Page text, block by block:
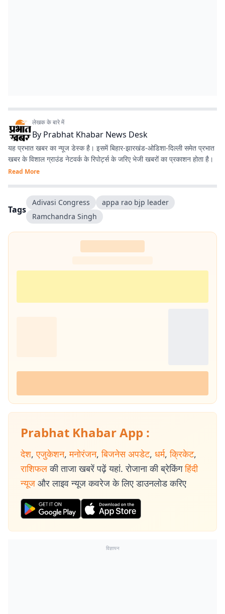
लेखक के बारे में
By Prabhat Khabar News Desk
यह प्रभात खबर का न्यूज डेस्क है। इसमें बिहार-झारखंड-ओडिशा-दिल्‍ली समेत प्रभात
खबर के विशाल ग्राउंड नेटवर्क के रिपोर्ट्स के जरिए भेजी खबरों का प्रकाशन होता है।
Read More
Tags
Adivasi Congress
appa rao bjp leader
Ramchandra Singh
Prabhat Khabar App :
देश, एजुकेशन, मनोरंजन, बिजनेस अपडेट, धर्म, क्रिकेट,
राशिफल की ताजा खबरें पढ़ें यहां. रोजाना की ब्रेकिंग हिंदी
न्यूज और लाइव न्यूज कवरेज के लिए डाउनलोड करिए
विज्ञापन